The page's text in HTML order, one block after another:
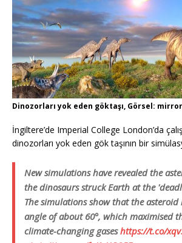
Dinozorları yok eden göktaşı, Görsel:
İngiltere’de Imperial College London’da
dinozorları yok eden gök taşının bir
New simulations have revealed the
the dinosaurs struck Earth at the
The simulations show that the
angle of about 60°, which maximised
climate-changing gaseshttps://t.co/